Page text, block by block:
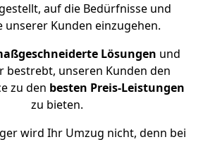
auf die Bedürfnisse und
unserer Kunden einzugehen.
Lösungen und
bestrebt, unseren Kunden den
zu den besten Preis-Leistungen
zu bieten.
wird Ihr Umzug nicht, denn bei